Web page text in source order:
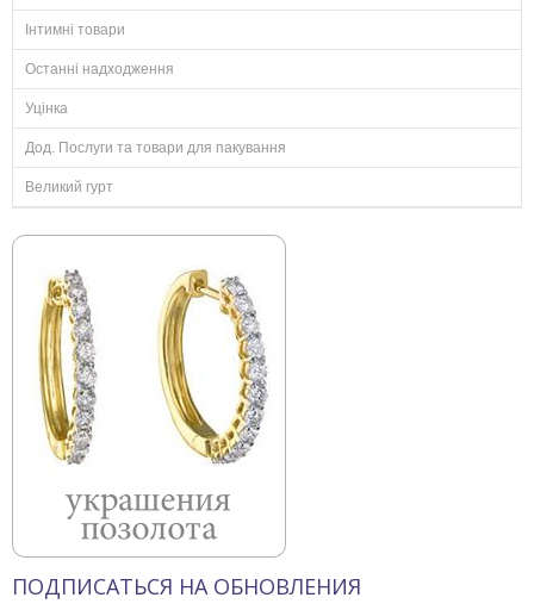
Інтимні товари
Останні надходження
Уцінка
Дод. Послуги та товари для пакування
Великий гурт
ПОДПИСАТЬСЯ НА ОБНОВЛЕНИЯ